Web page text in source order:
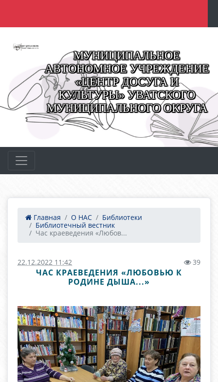
МУНИЦИПАЛЬНОЕ
АВТОНОМНОЕ УЧРЕЖДЕНИЕ
«ЦЕНТР ДОСУГА И
КУЛЬТУРЫ» УВАТСКОГО
МУНИЦИПАЛЬНОГО ОКРУГА
Главная О НАС
Библиотеки
Библиотечный вестник
Час краеведения «Любов...
22.12.2022 11:42 39
ЧАС КРАЕВЕДЕНИЯ «ЛЮБОВЬЮ К
РОДИНЕ ДЫША...»